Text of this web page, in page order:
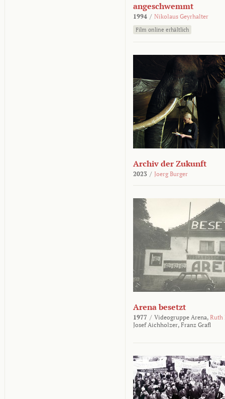
angeschwemmt
1994 / Nikolaus Geyrhalter
Film online erhältlich
Archiv der Zukunft
2023 / Joerg Burger
Arena besetzt
1977 / Videogruppe Arena, Ruth
Josef Aichholzer, Franz Grafl